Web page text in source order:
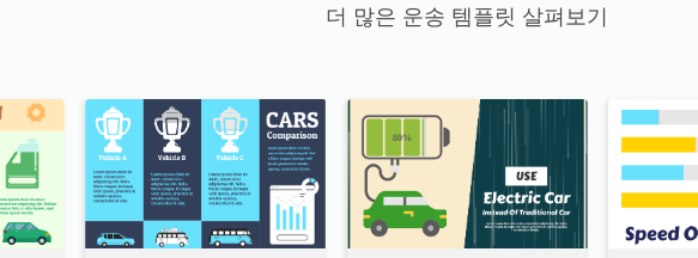
더 많은 운송 템플릿 살펴보기